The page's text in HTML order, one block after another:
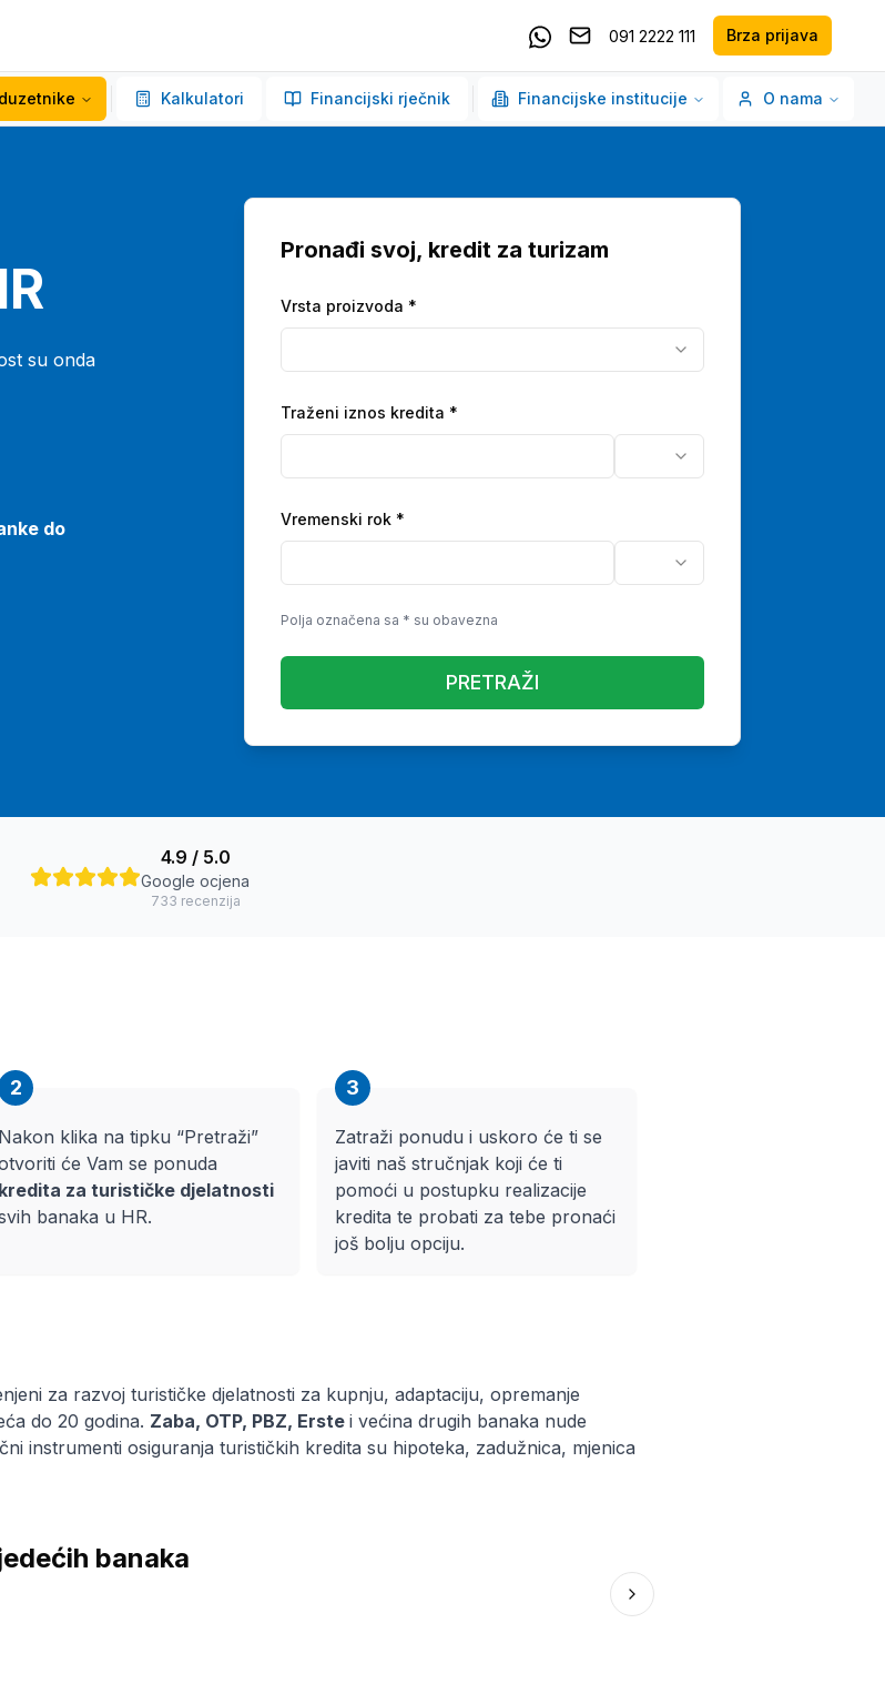
Kontaktirajte nas putem Whatsappa
091 2222 111 Brza prijava
Kalkulatori Financijski rječnik Financijske institucije O nama
su onda
do
Pronađi svoj, kredit za turizam
Vrsta proizvoda *
Traženi iznos kredita *
Vremenski rok *
Polja označena sa * su obavezna
PRETRAŽI
4.9 / 5.0
Google ocjena
733 recenzija
2
Nakon klika na tipku “Pretraži”
će Vam se ponuda
kredita za turističke djelatnosti
banaka u HR.
3
Zatraži ponudu i uskoro će ti se
javiti naš stručnjak koji će ti
pomoći u postupku realizacije
kredita te probati za tebe pronaći
još bolju opciju.
za razvoj turističke djelatnosti za kupnju, adaptaciju, opremanje
do 20 godina. Zaba, OTP, PBZ, Erste i većina drugih banaka nude
instrumenti osiguranja turističkih kredita su hipoteka, zadužnica, mjenica
banaka